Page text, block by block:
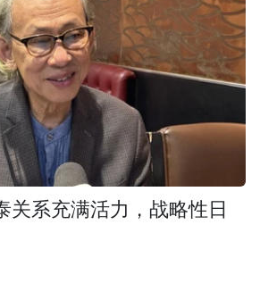
关系充满活力，战略性日